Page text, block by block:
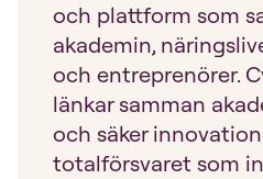
och plattform som
akademin,
och entreprenörer.
länkar samman
och säker
totalförsvaret som